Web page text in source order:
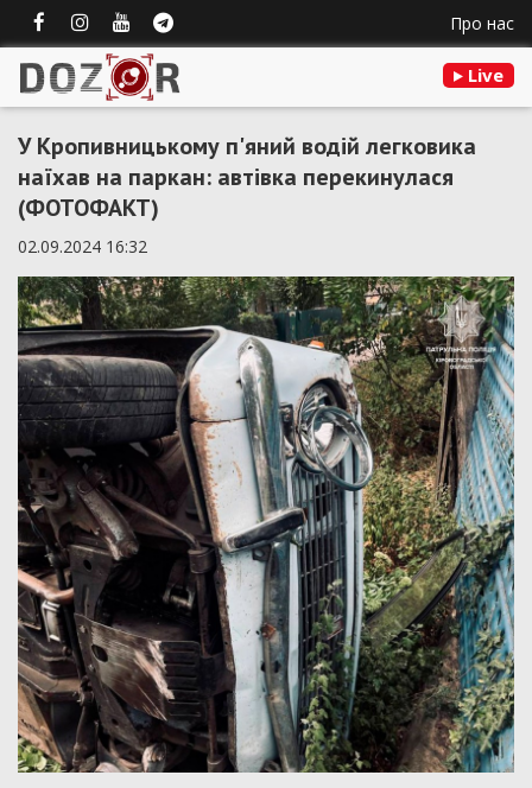
Про нас
Live
У Кропивницькому п'яний водій легковика
наїхав на паркан: автівка перекинулася
(ФОТОФАКТ)
02.09.2024 16:32